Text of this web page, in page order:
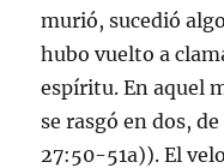
murió, sucedió
hubo vuelto a
espíritu. En aquel
se rasgó en dos,
27:50-51a)). El